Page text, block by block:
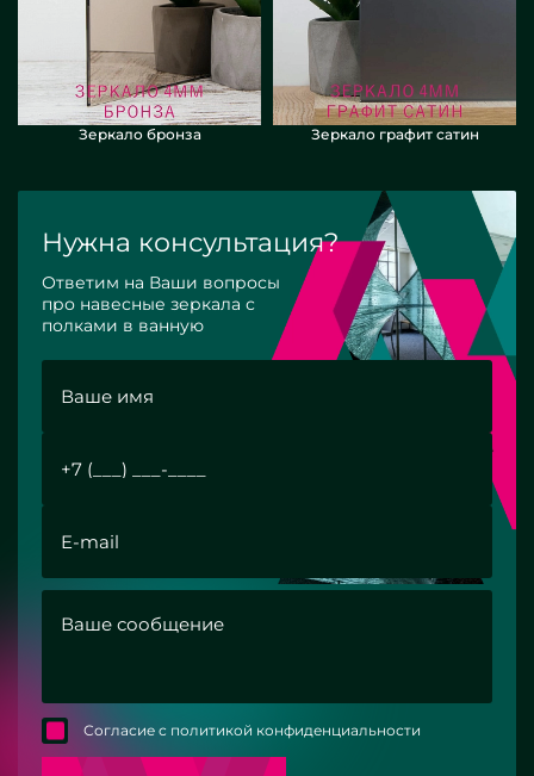
Зеркало бронза Зеркало графит сатин
Нужна консультация?
Ответим на Ваши вопросы
про навесные зеркала с
полками в ванную
Согласие с политикой конфиденциальности